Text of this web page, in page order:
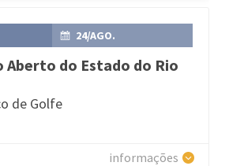
24/AGO.
Aberto do Estado do Rio
de Golfe
informações